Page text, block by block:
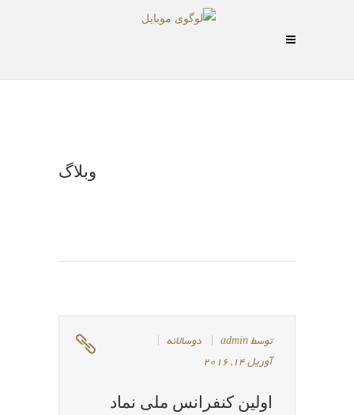
وبلاگ
توسط admin
دوسالانه
آوریل 14, 2016
اولین کنفرانس ملی نماد